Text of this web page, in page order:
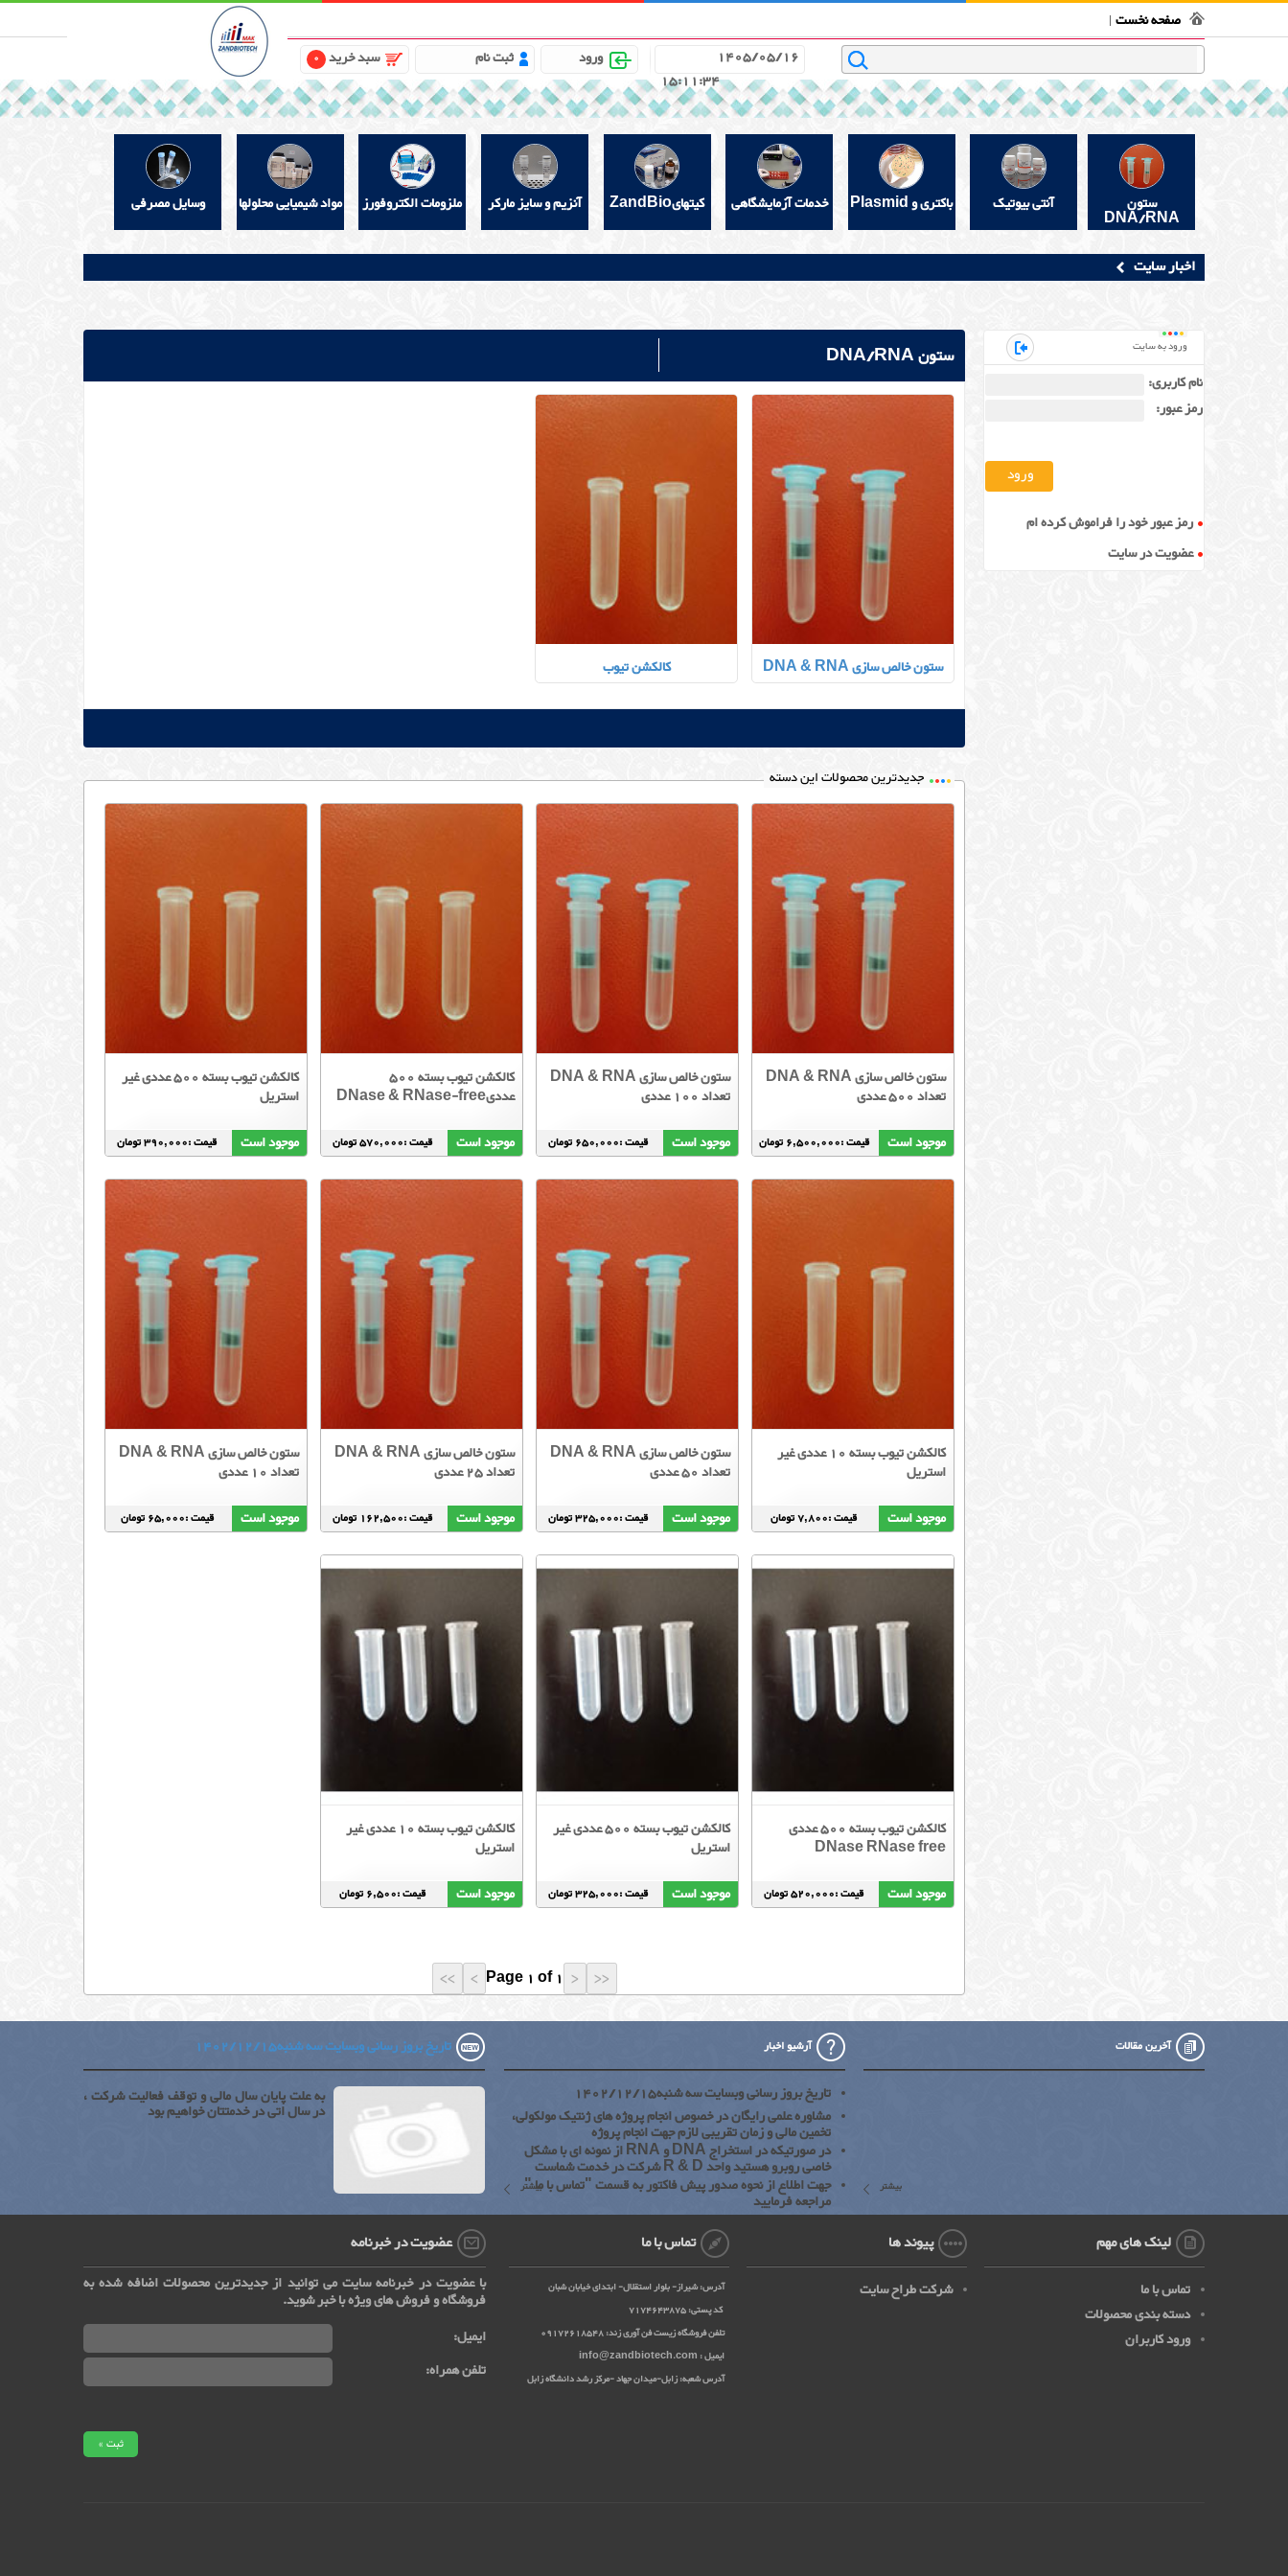
صفحه نخست
1405/05/16
15:11:35
ورود ثبت نام سبد خرید 0
ستون
DNA/RNA
آنتی بیوتیک باکتری و Plasmid خدمات آزمایشگاهی کیتهایZandBio آنزیم و سایز مارکر ملزومات الکتروفورز مواد شیمیایی محلولها وسایل مصرفی
اخبار سایت
ستون DNA/RNA
ستون خالص سازی DNA & RNA کالکشن تیوب
جدیدترین محصولات این دسته
ستون خالص سازی DNA & RNA
تعداد 500 عددی
موجود است
قیمت :6,500,000 تومان
ستون خالص سازی DNA & RNA
تعداد 100 عددی
موجود است
قیمت :650,000 تومان
کالکشن تیوب بسته 500
عددیDNase & RNase-free
موجود است
قیمت :570,000 تومان
کالکشن تیوب بسته 500 عددی غیر
استریل
موجود است
قیمت :390,000 تومان
کالکشن تیوب بسته 10 عددی غیر
استریل
موجود است
قیمت :7,800 تومان
ستون خالص سازی DNA & RNA
تعداد 50 عددی
موجود است
قیمت :325,000 تومان
ستون خالص سازی DNA & RNA
تعداد 25 عددی
موجود است
قیمت :162,500 تومان
ستون خالص سازی DNA & RNA
تعداد 10 عددی
موجود است
قیمت :65,000 تومان
کالکشن تیوب بسته 500 عددی
DNase RNase free
موجود است
قیمت :520,000 تومان
کالکشن تیوب بسته 500 عددی غیر
استریل
موجود است
قیمت :325,000 تومان
کالکشن تیوب بسته 10 عددی غیر
استریل
موجود است
قیمت :6,500 تومان
Page 1 of 1
ورود به سایت
نام کاربری:
رمز عبور:
رمز عبور خود را فراموش کرده ام
عضویت در سایت
آخرین مقالات
بیشتر
آرشیو اخبار
تاریخ بروز رسانی وبسایت سه شنبه1402/12/15
مشاوره علمی رایگان در خصوص انجام پروژه های ژنتیک مولکولی،
تخمین مالی و زمان تقریبی لازم جهت انجام پروژه
در صورتیکه در استخراج DNA و RNA از نمونه ای با مشکل
خاصی روبرو هستید واحد R & D شرکت در خدمت شماست
جهت اطلاع از نحوه صدور پیش فاکتور به قسمت "تماس با ما "
مراجعه فرمایید
بیشتر
تاریخ بروز رسانی وبسایت سه شنبه1402/12/15
به علت پایان سال مالی و توقف فعالیت شرکت ،
در سال اتی در خدمتتان خواهیم بود
لینک های مهم
تماس با ما
دسته بندی محصولات
ورود کاربران
پیوند ها
شرکت طراح سایت
تماس با ما
آدرس: شیراز- بلوار استقلال- ابتدای خیابان شبان
کد پستی: 7174643875
تلفن فروشگاه زیست فن آوری زند: 09172618548
ایمیل : info@zandbiotech.com
آدرس شعبه: زابل-میدان جهاد -مرکز رشد دانشگاه زابل
عضویت در خبرنامه
با عضویت در خبرنامه سایت می توانید از جدیدترین محصولات اضافه شده به
فروشگاه و فروش های ویژه با خبر شوید.
ایمیل:
تلفن همراه: